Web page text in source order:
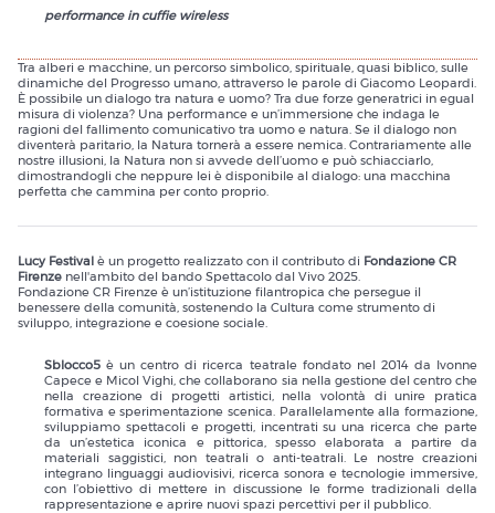
performance in cuffie wireless
Tra alberi e macchine, un percorso simbolico, spirituale, quasi biblico, sulle
dinamiche del Progresso umano, attraverso le parole di Giacomo Leopardi.
È possibile un dialogo tra natura e uomo? Tra due forze generatrici in egual
misura di violenza? Una performance e un’immersione che indaga le
ragioni del fallimento comunicativo tra uomo e natura. Se il dialogo non
diventerà paritario, la Natura tornerà a essere nemica. Contrariamente alle
nostre illusioni, la Natura non si avvede dell’uomo e può schiacciarlo,
dimostrandogli che neppure lei è disponibile al dialogo: una macchina
perfetta che cammina per conto proprio.
Lucy Festival è un progetto realizzato con il contributo di Fondazione CR
Firenze nell'ambito del bando Spettacolo dal Vivo 2025.
Fondazione CR Firenze è un’istituzione filantropica che persegue il
benessere della comunità, sostenendo la Cultura come strumento di
sviluppo, integrazione e coesione sociale.
Sblocco5 è un centro di ricerca teatrale fondato nel 2014 da Ivonne
Capece e Micol Vighi, che collaborano sia nella gestione del centro che
nella creazione di progetti artistici, nella volontà di unire pratica
formativa e sperimentazione scenica. Parallelamente alla formazione,
sviluppiamo spettacoli e progetti, incentrati su una ricerca che parte
da un’estetica iconica e pittorica, spesso elaborata a partire da
materiali saggistici, non teatrali o anti-teatrali. Le nostre creazioni
integrano linguaggi audiovisivi, ricerca sonora e tecnologie immersive,
con l’obiettivo di mettere in discussione le forme tradizionali della
rappresentazione e aprire nuovi spazi percettivi per il pubblico.